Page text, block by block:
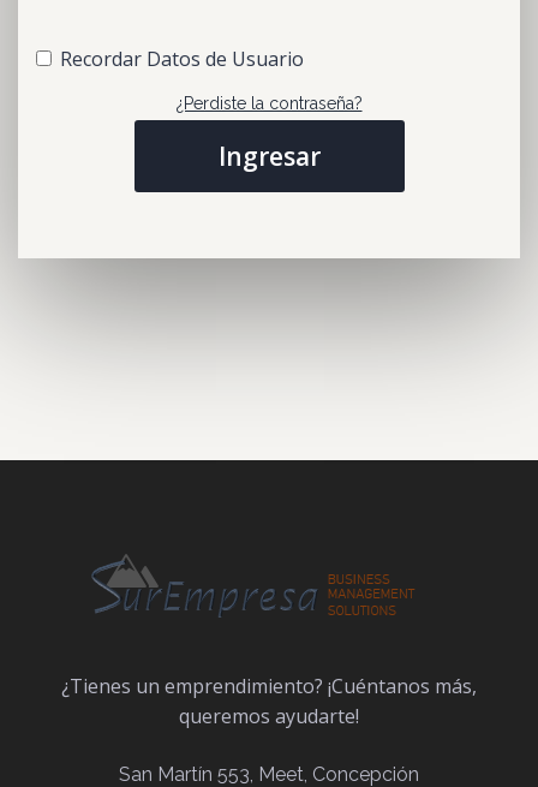
Recordar Datos de Usuario
¿Perdiste la contraseña?
¿Tienes un emprendimiento? ¡Cuéntanos más,
queremos ayudarte!
San Martín 553, Meet, Concepción